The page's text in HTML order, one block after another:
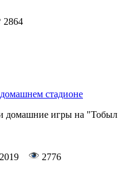
2864
стадионе
домашние игры на "Тобыл
2776